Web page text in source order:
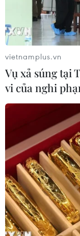
Bà
vì bị làm giật
12/08/2015 23:13
Một thai phụ ở
của một chiếc xe
vietnamplus.vn
Vụ xả súng tại
vi của nghi